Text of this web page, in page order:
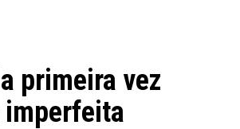
primeira vez
imperfeita